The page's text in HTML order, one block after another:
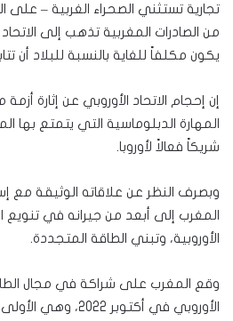
من الصادرات المغربية تذهب إلى
يكون مكلفاً للغاية بالنسبة للبلاد أن
إن إحجام الاتحاد الأوروبي عن إثارة
المهارة الدبلوماسية التي يتمتع
شريكاً فعالاً لأوروبا.
وبصرف النظر عن علاقاته الوثيقة مع
المغرب إلى أبعد من جيرانه في تنويع
الأوروبية، وتبني الطاقة المتجددة.
وقع المغرب على شراكة في مجال
الأوروبي في أكتوبر